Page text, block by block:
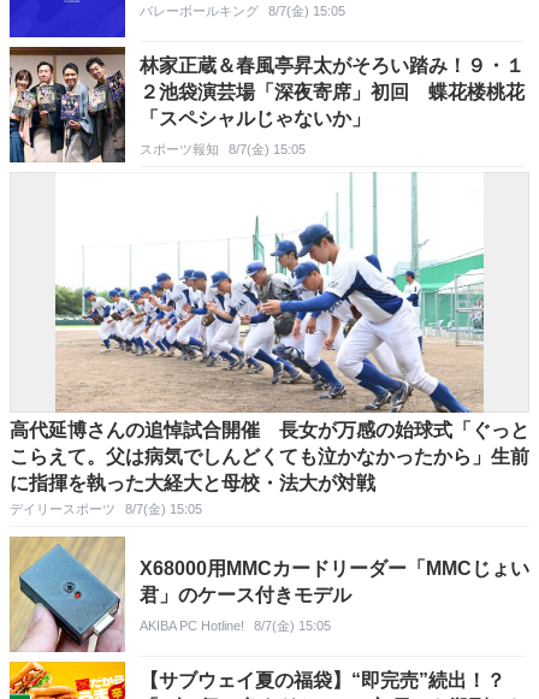
バレーボールキング 8/7(金) 15:05
林家正蔵＆春風亭昇太がそろい踏み！９・１
２池袋演芸場「深夜寄席」初回 蝶花楼桃花
「スペシャルじゃないか」
スポーツ報知 8/7(金) 15:05
高代延博さんの追悼試合開催 長女が万感の始球式「ぐっと
こらえて。父は病気でしんどくても泣かなかったから」生前
に指揮を執った大経大と母校・法大が対戦
デイリースポーツ 8/7(金) 15:05
X68000用MMCカードリーダー「MMCじょい
君」のケース付きモデル
AKIBA PC Hotline! 8/7(金) 15:05
【サブウェイ夏の福袋】“即完売”続出！？